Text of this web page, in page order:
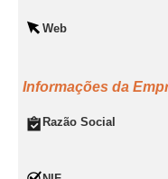
Web
Informações da
Razão Social